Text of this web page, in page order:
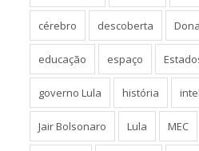
cérebro descoberta
educação espaço
governo Lula história
Jair Bolsonaro Lula MEC